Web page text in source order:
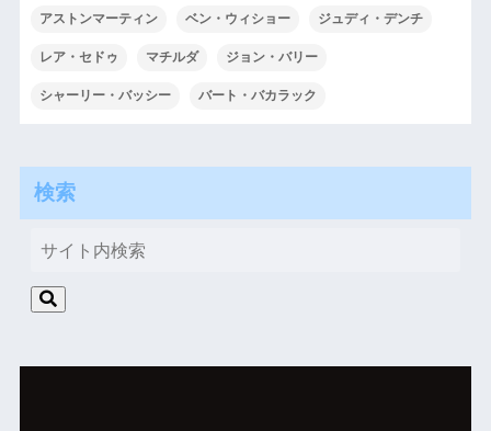
アストンマーティン ベン・ウィショー ジュディ・デンチ
レア・セドゥ マチルダ ジョン・バリー
シャーリー・バッシー バート・バカラック
検索